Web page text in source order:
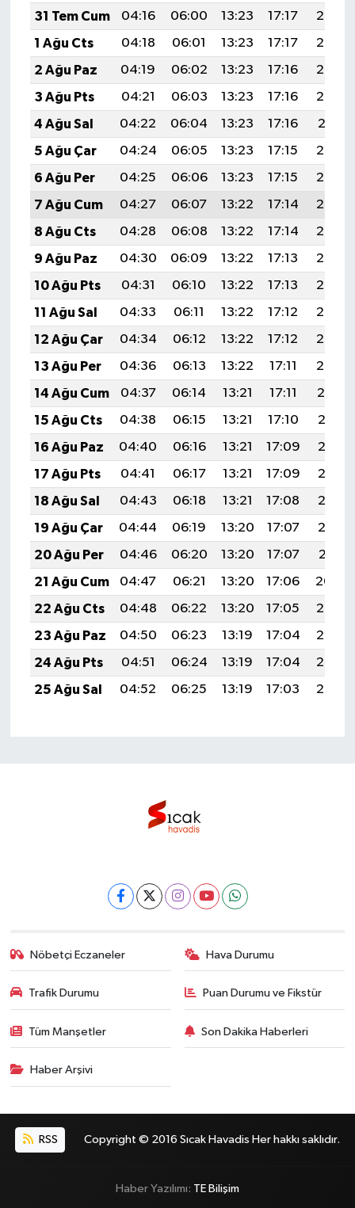
31 Tem Cum
04:16 06:00 13:23 17:17
20:36
1 Ağu Cts
04:18 06:01 13:23 17:17
20:35
2 Ağu Paz
04:19 06:02 13:23 17:16
20:34
3 Ağu Pts
04:21 06:03 13:23 17:16
20:33
4 Ağu Sal
04:22 06:04 13:23 17:16
20:31
5 Ağu Çar
04:24 06:05 13:23 17:15
20:30
6 Ağu Per
04:25 06:06 13:23 17:15
20:29
7 Ağu Cum
04:27 06:07 13:22 17:14
20:28
8 Ağu Cts
04:28 06:08 13:22 17:14
20:27
9 Ağu Paz
04:30 06:09 13:22 17:13
20:25
10 Ağu Pts
04:31 06:10 13:22 17:13
20:24
11 Ağu Sal
04:33 06:11 13:22 17:12
20:23
12 Ağu Çar
04:34 06:12 13:22 17:12
20:22
13 Ağu Per
04:36 06:13 13:22 17:11
20:20
14 Ağu Cum
04:37 06:14 13:21 17:11
20:19
15 Ağu Cts
04:38 06:15 13:21 17:10
20:18
16 Ağu Paz
04:40 06:16 13:21 17:09
20:16
17 Ağu Pts
04:41 06:17 13:21 17:09
20:15
18 Ağu Sal
04:43 06:18 13:21 17:08
20:13
19 Ağu Çar
04:44 06:19 13:20 17:07
20:12
20 Ağu Per
04:46 06:20 13:20 17:07
20:11
21 Ağu Cum
04:47 06:21 13:20 17:06
20:09
22 Ağu Cts
04:48 06:22 13:20 17:05
20:08
23 Ağu Paz
04:50 06:23 13:19 17:04
20:06
24 Ağu Pts
04:51 06:24 13:19 17:04
20:05
25 Ağu Sal
04:52 06:25 13:19 17:03 20:03
Nöbetçi Eczaneler Hava Durumu
Trafik Durumu Puan Durumu ve Fikstür
Tüm Manşetler Son Dakika Haberleri
Haber Arşivi
RSS Copyright © 2016 Sıcak Havadis Her hakkı saklıdır.
Haber Yazılımı: TE Bilişim